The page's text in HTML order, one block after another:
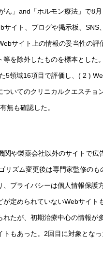
ん」and「ホルモン療法」で8
サイト、ブログや掲示板、
サイト上の情報の妥当性の
を除外したものを標本とした
5領域16項目で評価し、( 2 )
いてのクリニカルクエスチョ
無も確認した。
関や製薬会社以外のサイトで広
リズム変更後は専門家監修の
プライバシーは個人情報保護
が定められていないWebサイ
たが、初期治療中心の情報が
トもあった。2回目に対象とな